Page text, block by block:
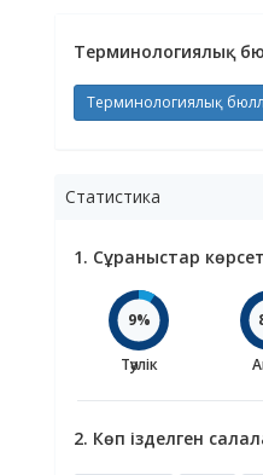
Терминологиялық
Терминологиялық
Статистика
1. Сұраныстар
9%
Тәулік
2. Көп ізделген